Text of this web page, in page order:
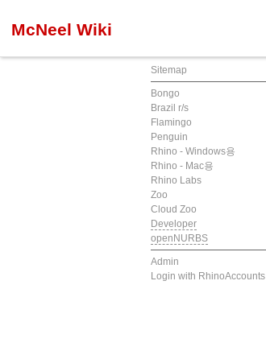
McNeel Wiki
Sitemap
Bongo
Brazil r/s
Flamingo
Penguin
Rhino - Windows용
Rhino - Mac용
Rhino Labs
Zoo
Cloud Zoo
Developer
openNURBS
Admin
Login with RhinoAccounts